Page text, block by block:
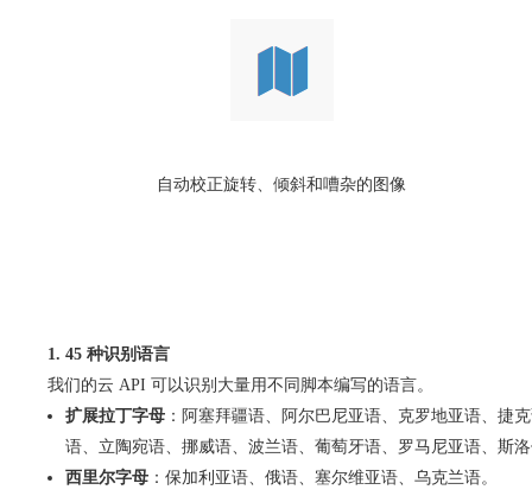
自动校正旋转、倾斜和嘈杂的图像
1. 45 种识别语言
我们的云 API 可以识别大量用不同脚本编写的语言。
扩展拉丁字母 ：阿塞拜疆语、阿尔巴尼亚语、克罗地亚语、捷
语、立陶宛语、挪威语、波兰语、葡萄牙语、罗马尼亚语、斯
西里尔字母 ：保加利亚语、俄语、塞尔维亚语、乌克兰语。